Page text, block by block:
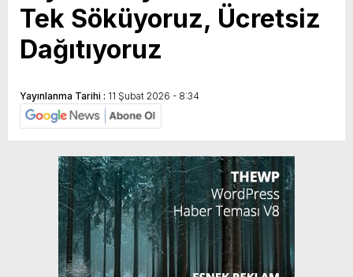
Tek Söküyoruz, Ücretsiz
Dağıtıyoruz
Yayınlanma Tarihi : 11 Şubat 2026 - 8:34